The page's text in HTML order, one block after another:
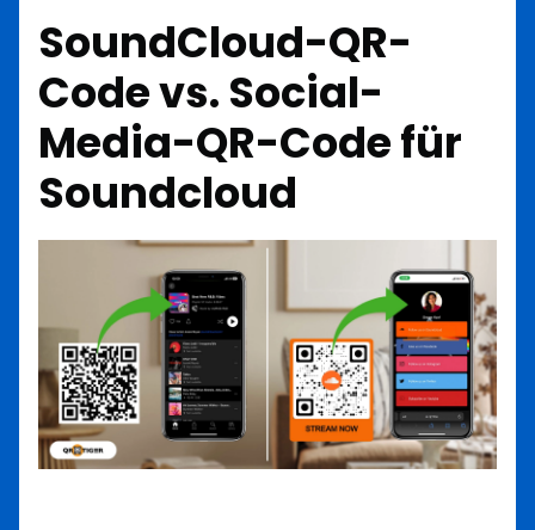
SoundCloud-QR-
Code vs. Social-
Media-QR-Code für
Soundcloud